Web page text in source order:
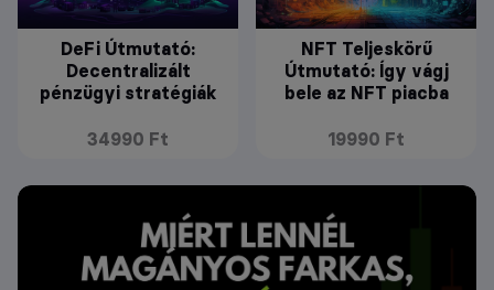
DeFi Útmutató:
Decentralizált
pénzügyi stratégiák
34990 Ft
NFT Teljeskörű
Útmutató: Így vágj
bele az NFT piacba
19990 Ft